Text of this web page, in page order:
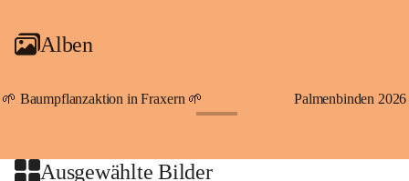
An Samstagen, Sonn- und Feiertagen können Sie bequem
persönlichen Linienbus zur gewünschten Zeit zu Ihrer
Haltestelle bestellen. Sowohl von Weiler kommend nach
beide Fahrten Weiler-Fraxern-Weiler.
Alben
🌱 Baumpflanzaktion in Fraxern 🌱 Palmenbinden 2026
Ausgewählte Bilder